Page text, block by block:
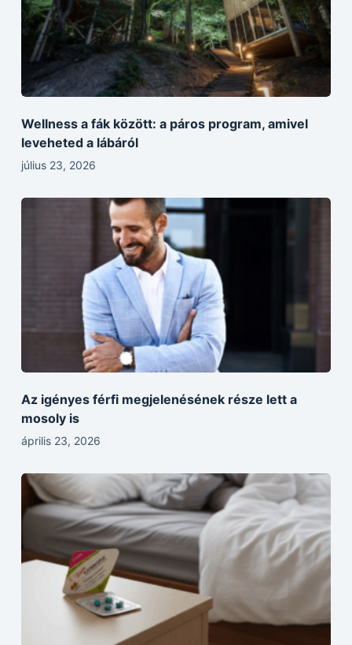
Wellness a fák között: a páros program, amivel
leveheted a lábáról
július 23, 2026
Az igényes férfi megjelenésének része lett a
mosoly is
április 23, 2026